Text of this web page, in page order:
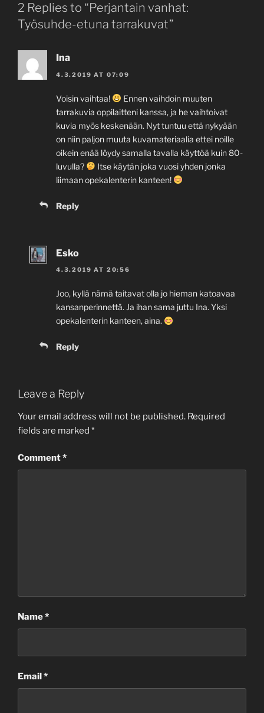
2 Replies to “Perjantain vanhat:
Työsuhde-etuna tarrakuvat”
Ina
4.3.2019 AT 07:09
Voisin vaihtaa!
Ennen vaihdoin muuten
tarrakuvia oppilaitteni kanssa, ja he vaihtoivat
kuvia myös keskenään. Nyt tuntuu että nykyään
on niin paljon muuta kuvamateriaalia ettei noille
oikein enää löydy samalla tavalla käyttöä kuin 80-
luvulla?
Itse käytän joka vuosi yhden jonka
liimaan opekalenterin kanteen!
Reply
Esko
4.3.2019 AT 20:56
Joo, kyllä nämä taitavat olla jo hieman katoavaa
kansanperinnettä. Ja ihan sama juttu Ina. Yksi
opekalenterin kanteen, aina.
Reply
Leave a Reply
Your email address will not be published. Required
fields are marked *
Comment*
Name*
Email*